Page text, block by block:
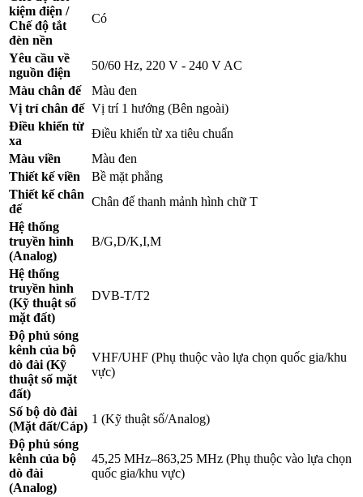
kiệm điện /
Chế độ tắt
đèn nền
Có
Yêu cầu về
nguồn điện
50/60 Hz, 220 V - 240 V AC
Màu chân đế
Màu đen
Vị trí chân đế Vị trí 1 hướng (Bên ngoài)
Điều khiển từ
xa
Điều khiển từ xa tiêu chuẩn
Màu viền
Màu đen
Thiết kế viền
Bề mặt phẳng
Thiết kế chân
đế
Chân đế thanh mảnh hình chữ T
Hệ thống
truyền hình
(Analog)
B/G,D/K,I,M
Hệ thống
truyền hình
(Kỹ thuật số
mặt đất)
DVB-T/T2
Độ phủ sóng
kênh của bộ
dò đài (Kỹ
thuật số mặt
đất)
VHF/UHF (Phụ thuộc vào lựa chọn quốc gia/khu
vực)
Số bộ dò đài
(Mặt đất/Cáp)
1 (Kỹ thuật số/Analog)
Độ phủ sóng
kênh của bộ
dò đài
(Analog)
45,25 MHz–863,25 MHz (Phụ thuộc vào lựa chọn
quốc gia/khu vực)